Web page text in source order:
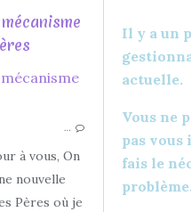
DIY
MENUS
TABLE
…
à vous, On
nouvelle
Pères où je
Il y a un
actuelle.
Vous ne
pas
fais le
problème.